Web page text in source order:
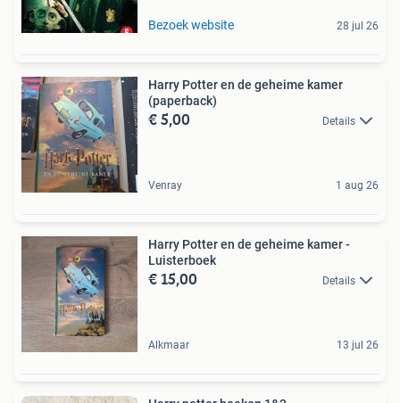
Bezoek website 28 jul 26
Harry Potter en de geheime kamer
(paperback)
€ 5,00 Details
Venray 1 aug 26
Harry Potter en de geheime kamer -
Luisterboek
€ 15,00 Details
Alkmaar 13 jul 26